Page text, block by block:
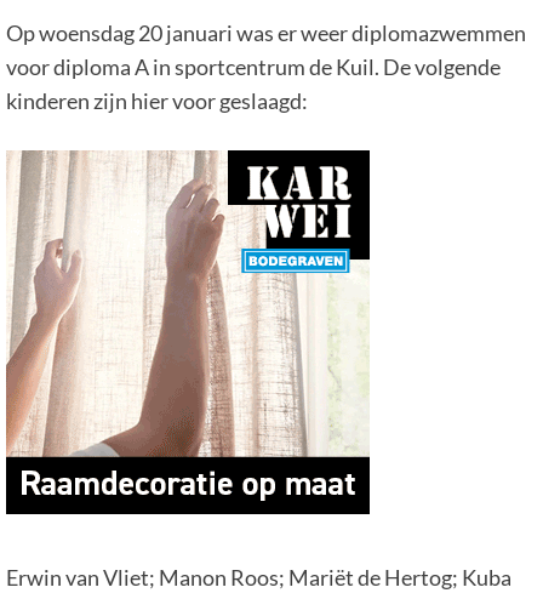
Op woensdag 20 januari was er weer diplomazwemmen
voor diploma A in sportcentrum de Kuil. De volgende
kinderen zijn hier voor geslaagd:
Erwin van Vliet; Manon Roos; Mariët de Hertog; Kuba